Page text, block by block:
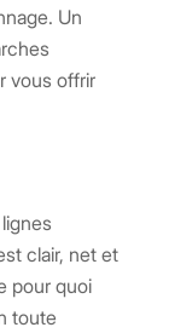
Un
vous offrir
clair, net et
pour quoi
toute